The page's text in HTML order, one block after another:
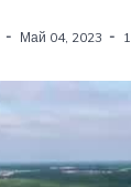
Май 04, 2023